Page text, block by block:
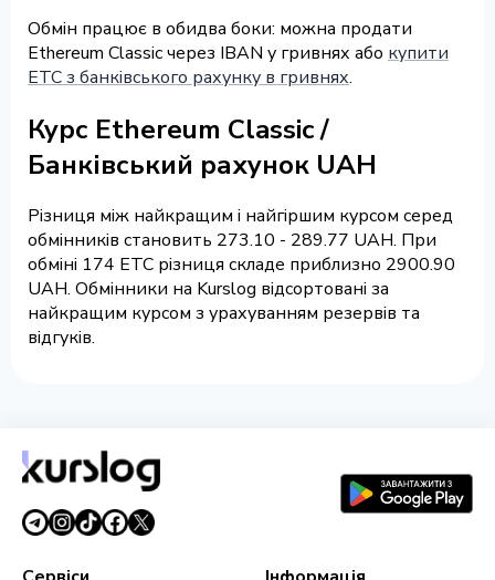
Обмін працює в обидва боки: можна продати
Ethereum Classic через IBAN у гривнях або купити
ETC з банківського рахунку в гривнях.
Курс Ethereum Classic /
Банківський рахунок UAH
Різниця між найкращим і найгіршим курсом серед
обмінників становить 273.10 - 289.77 UAH. При
обміні 174 ETC різниця складе приблизно 2900.90
UAH. Обмінники на Kurslog відсортовані за
найкращим курсом з урахуванням резервів та
відгуків.